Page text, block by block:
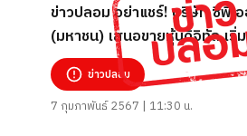
ข่าวปลอม อย่าแชร์! บริษัท ซีพี
(มหาชน) เสนอขายหุ้นดิจิทัล เริ่
บาท ปันผล 10-15% ต่อสัปดาห์
ข่าวปลอม
7 กุมภาพันธ์ 2567 | 11:30 น.